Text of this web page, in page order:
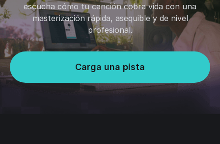
escucha cómo tu canción cobra vida con una
masterización rápida, asequible y de nivel
profesional.
Carga una pista